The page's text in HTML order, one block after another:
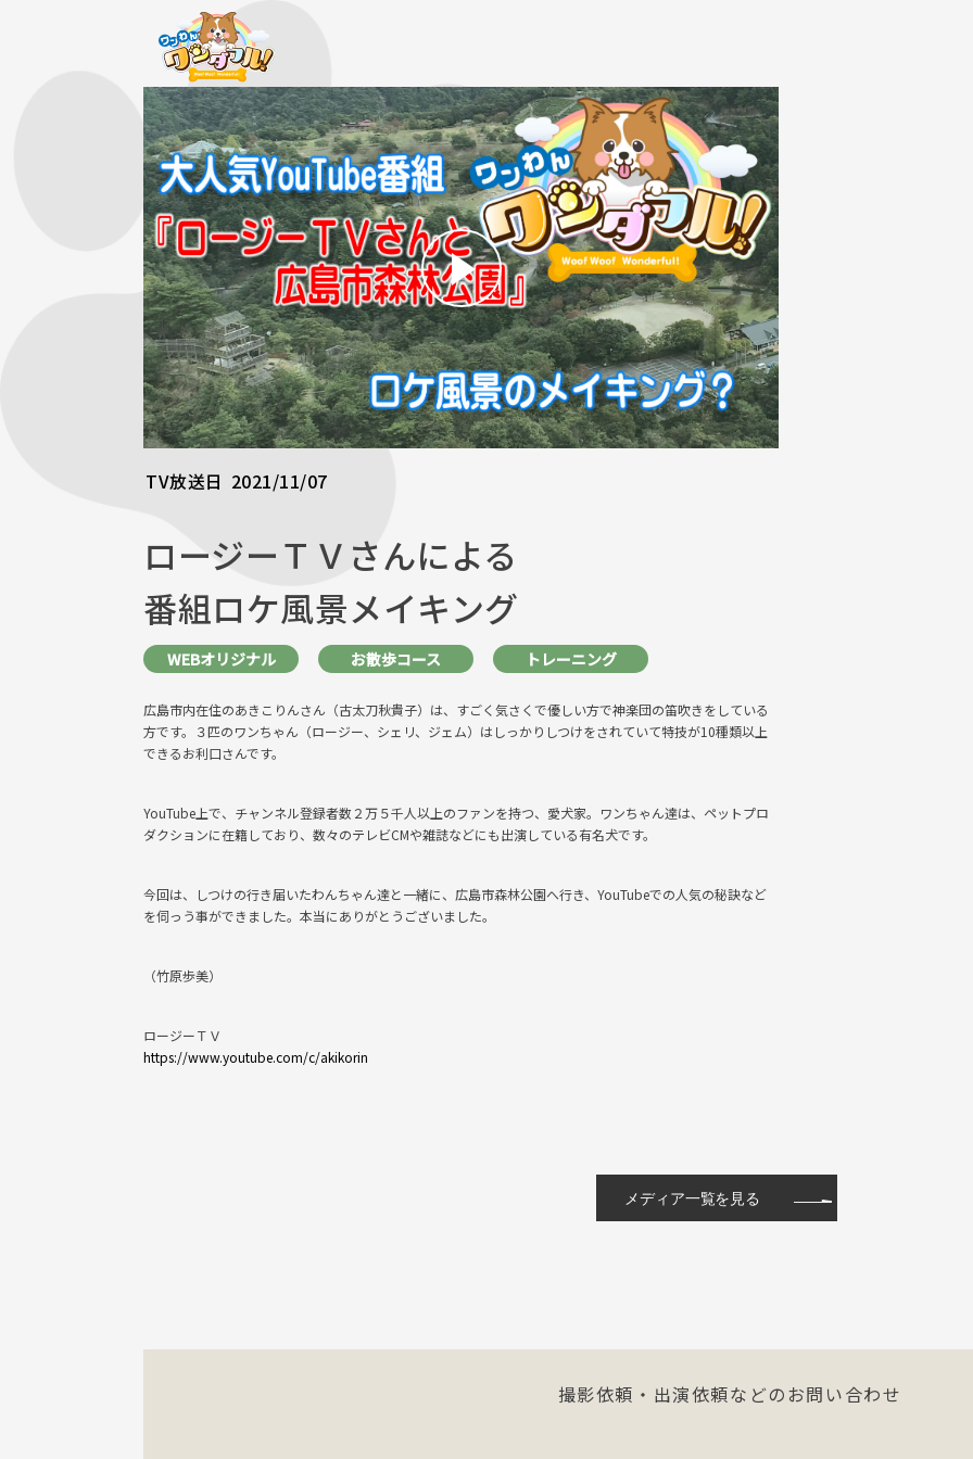
TV放送日 2021/11/07
ロージーＴＶさんによる
番組ロケ風景メイキング
WEBオリジナル お散歩コース トレーニング
広島市内在住のあきこりんさん（古太刀秋貴子）は、すごく気さくで優しい方で神楽団の笛吹きをしている
方です。３匹のワンちゃん（ロージー、シェリ、ジェム）はしっかりしつけをされていて特技が10種類以上
できるお利口さんです。
YouTube上で、チャンネル登録者数２万５千人以上のファンを持つ、愛犬家。ワンちゃん達は、ペットプロ
ダクションに在籍しており、数々のテレビCMや雑誌などにも出演している有名犬です。
今回は、しつけの行き届いたわんちゃん達と一緒に、広島市森林公園へ行き、YouTubeでの人気の秘訣など
を伺っう事ができました。本当にありがとうございました。
（竹原歩美）
ロージーＴＶ
https://www.youtube.com/c/akikorin
メディア一覧を見る
撮影依頼・出演依頼などのお問い合わせ